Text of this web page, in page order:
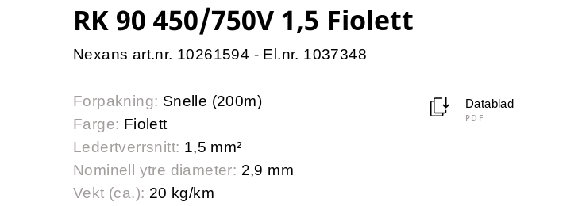
RK 90 450/750V 1,5 Fiolett
Nexans art.nr. 10261594 - El.nr. 1037348
Forpakning: Snelle (200m)
Farge: Fiolett
Ledertverrsnitt: 1,5 mm²
Nominell ytre diameter: 2,9 mm
Vekt (ca.): 20 kg/km
Datablad
PDF